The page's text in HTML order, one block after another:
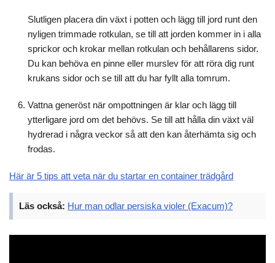
Slutligen placera din växt i potten och lägg till jord runt den
nyligen trimmade rotkulan, se till att jorden kommer in i alla
sprickor och krokar mellan rotkulan och behållarens sidor.
Du kan behöva en pinne eller murslev för att röra dig runt
krukans sidor och se till att du har fyllt alla tomrum.
Vattna generöst när ompottningen är klar och lägg till
ytterligare jord om det behövs. Se till att hålla din växt väl
hydrerad i några veckor så att den kan återhämta sig och
frodas.
Här är 5 tips att veta när du startar en container trädgård
Läs också: Hur man odlar persiska violer (Exacum)?